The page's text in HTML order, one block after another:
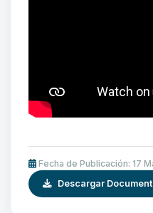
Fecha de Publicación: 17
Descargar